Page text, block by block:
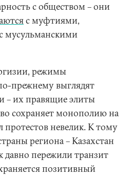
с обществом – они
с муфтиями,
мусульманскими
режимы
прежнему выглядят
– их правящие элиты
сохраняет монополию на
протестов невелик. К тому
региона – Казахстан
давно пережили транзит
позитивный